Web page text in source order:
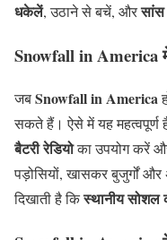
धकेलें, उठाने से बचें, औरसांस
Snowfall in America
जबSnowfall in America
सकते हैं। ऐसे में यह
बैटरी रेडियोका उपयोग करें
पड़ोसियों, खासकर बुजुर्गों
दिखाती है किस्थानीय